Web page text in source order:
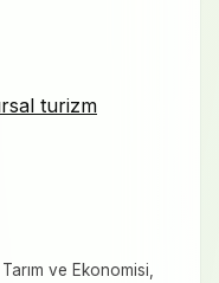
turizm
ve Ekonomisi,